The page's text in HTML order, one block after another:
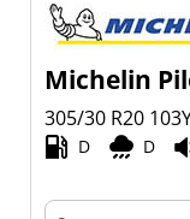
Michelin
305/30 R20 103
D D